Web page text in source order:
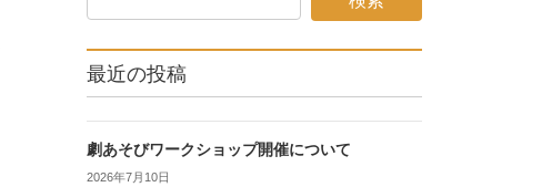
最近の投稿
劇あそびワークショップ開催について
2026年7月10日